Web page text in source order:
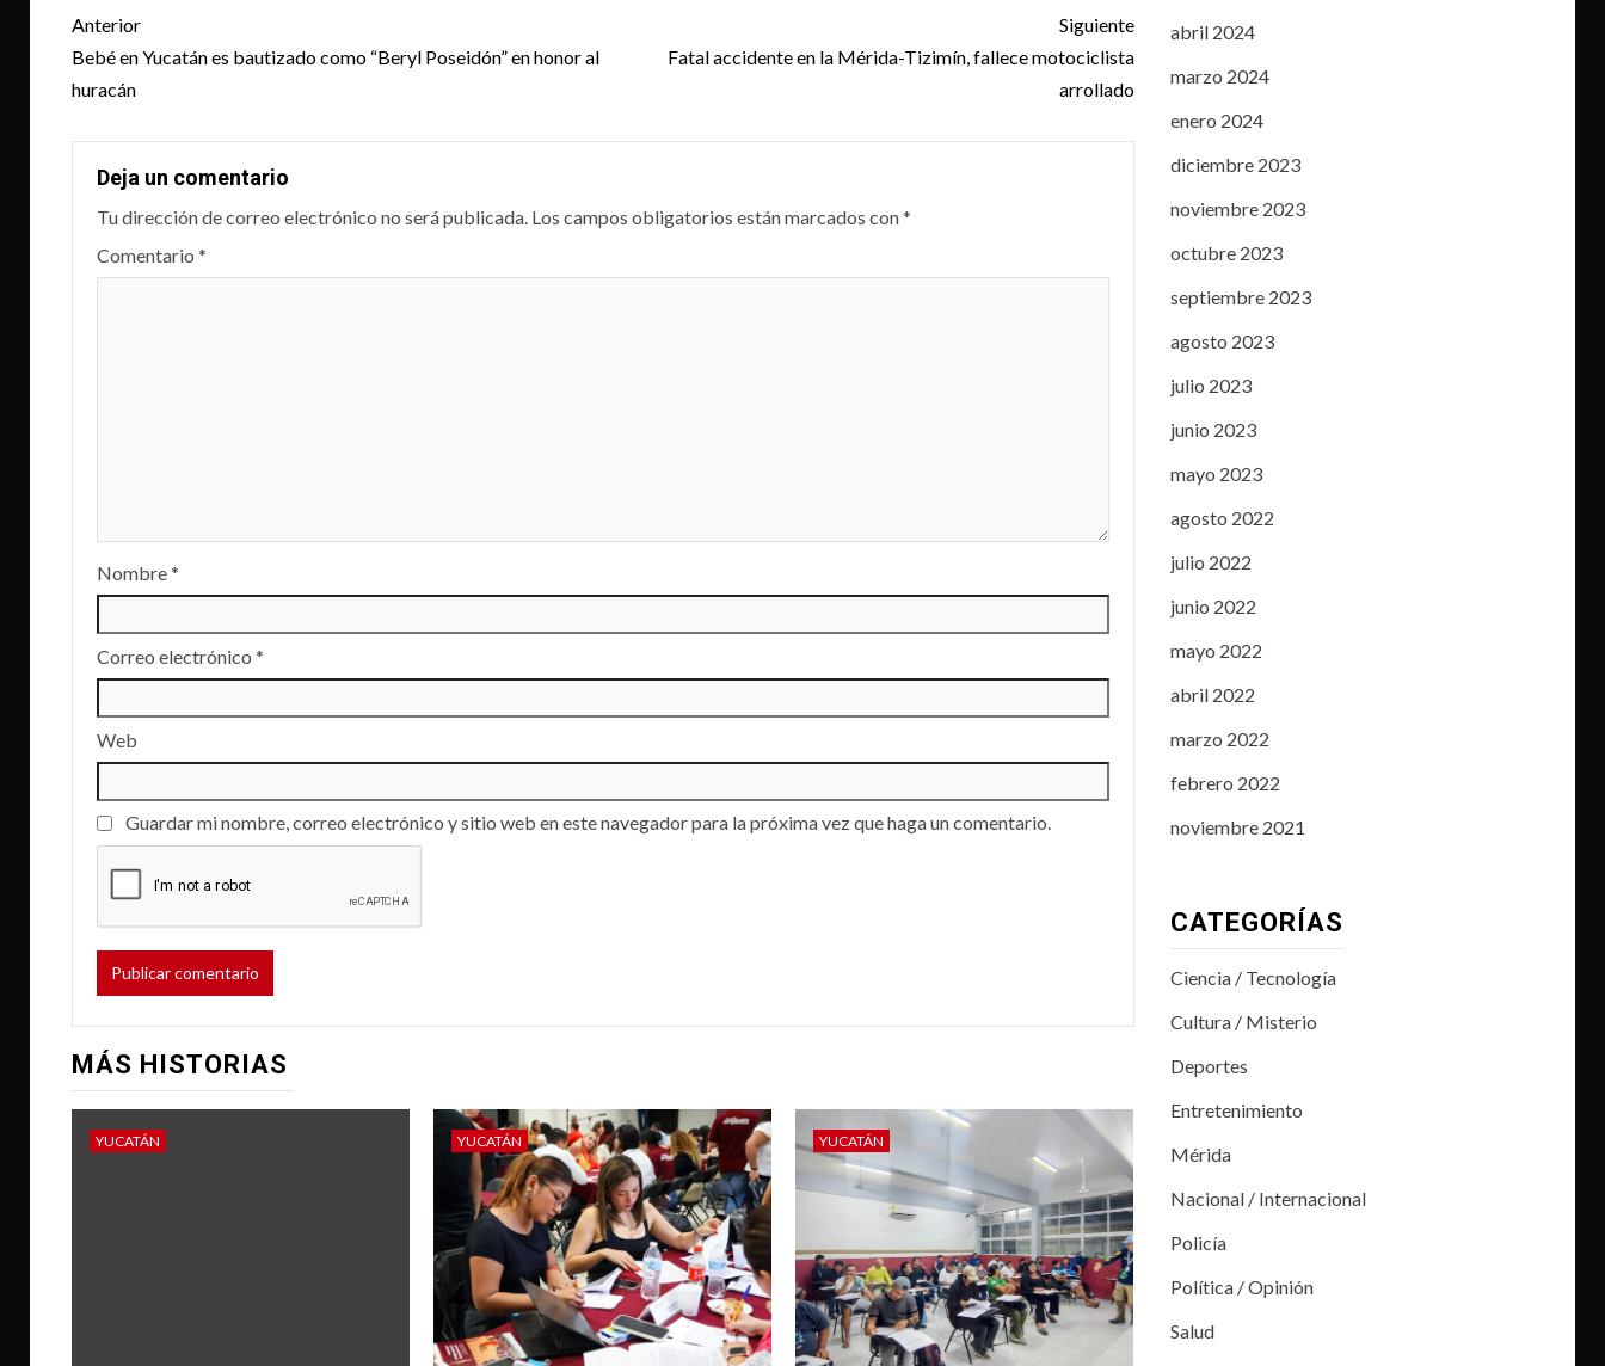
Post
navigation
Anterior
Bebé en Yucatán es bautizado como “Beryl Poseidón” en honor al
huracán
Siguiente
Fatal accidente en la Mérida-Tizimín, fallece motociclista
arrollado
Deja un comentario
Tu dirección de correo electrónico no será publicada. Los campos obligatorios están marcados con*
Comentario *
Nombre*
Correo electrónico *
Web
Guardar mi nombre, correo electrónico y sitio web en este navegador para la próxima vez que haga un comentario.
MÁS HISTORIAS
YUCATÁN YUCATÁN YUCATÁN
abril 2024
marzo 2024
enero 2024
diciembre 2023
noviembre 2023
octubre 2023
septiembre 2023
agosto 2023
julio 2023
junio 2023
mayo 2023
agosto 2022
julio 2022
junio 2022
mayo 2022
abril 2022
marzo 2022
febrero 2022
noviembre 2021
CATEGORÍAS
Ciencia / Tecnología
Cultura / Misterio
Deportes
Entretenimiento
Mérida
Nacional / Internacional
Policía
Política / Opinión
Salud